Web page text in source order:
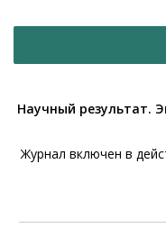
Научный результат.
Журнал включен в